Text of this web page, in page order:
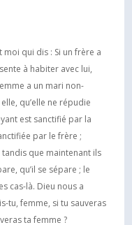
moi qui dis : Si un frère a
à habiter avec lui,
a un mari non-
qu’elle ne répudie
est sanctifié par la
par le frère ;
que maintenant ils
qu’il se sépare ; le
cas-là. Dieu nous a
tu, femme, si tu sauveras
ta femme ?